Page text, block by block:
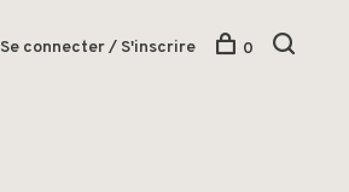
Se connecter / S'inscrire 0